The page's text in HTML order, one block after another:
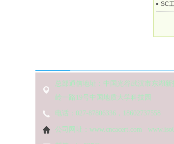
SC
电话：027-87806336，18602737558
总部通信地址：中国光谷武汉市东湖新
岭一路19号中国地质大学科技园
公司网址：www.cncacert.com